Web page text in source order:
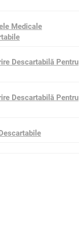
Medicale
Descartabilă Pentru
Descartabilă Pentru